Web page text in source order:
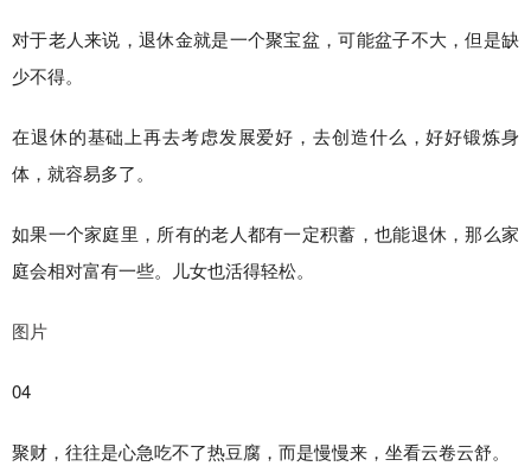
对于老人来说，退休金就是一个聚宝盆，可能盆子不大，但是缺
少不得。
在退休的基础上再去考虑发展爱好，去创造什么，好好锻炼身
体，就容易多了。
如果一个家庭里，所有的老人都有一定积蓄，也能退休，那么家
庭会相对富有一些。儿女也活得轻松。
图片
04
聚财，往往是心急吃不了热豆腐，而是慢慢来，坐看云卷云舒。